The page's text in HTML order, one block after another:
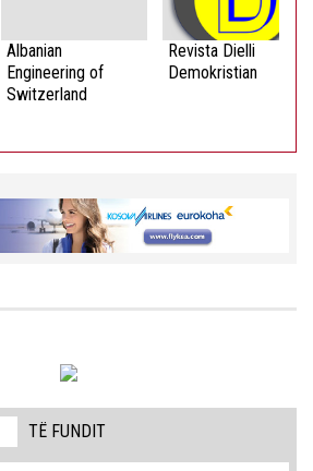
Albanian
Engineering of
Switzerland
Revista Dielli
Demokristian
TË FUNDIT